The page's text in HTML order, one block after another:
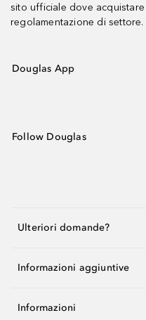
sito ufficiale dove
regolamentazione di settore.
Douglas App
Follow Douglas
Ulteriori domande?
Informazioni aggiuntive
Informazioni